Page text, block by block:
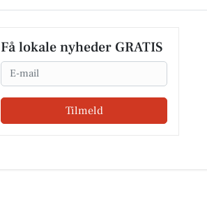
Få lokale nyheder GRATIS
Email
Tilmeld